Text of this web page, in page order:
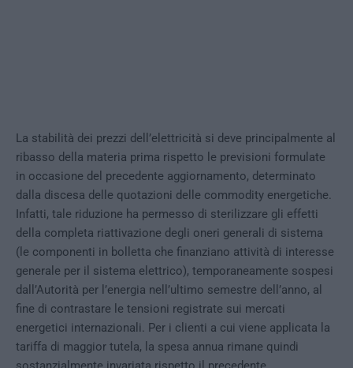
La stabilità dei prezzi dell’elettricità si deve principalmente al
ribasso della materia prima rispetto le previsioni formulate
in occasione del precedente aggiornamento, determinato
dalla discesa delle quotazioni delle commodity energetiche.
Infatti, tale riduzione ha permesso di sterilizzare gli effetti
della completa riattivazione degli oneri generali di sistema
(le componenti in bolletta che finanziano attività di interesse
generale per il sistema elettrico), temporaneamente sospesi
dall’Autorità per l’energia nell’ultimo semestre dell’anno, al
fine di contrastare le tensioni registrate sui mercati
energetici internazionali. Per i clienti a cui viene applicata la
tariffa di maggior tutela, la spesa annua rimane quindi